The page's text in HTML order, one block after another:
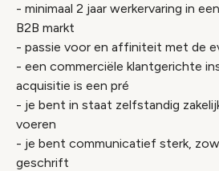
- minimaal 2 jaar werkervaring in
B2B markt
- passie voor en affiniteit met de
- een commerciële klantgerichte
acquisitie is een pré
- je bent in staat zelfstandig
voeren
- je bent communicatief sterk,
geschrift